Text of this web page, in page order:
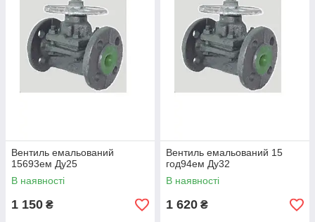
Вентиль емальований
15693ем Ду25
В наявності
1 150 ₴
Вентиль емальований 15
год94ем Ду32
В наявності
1 620 ₴